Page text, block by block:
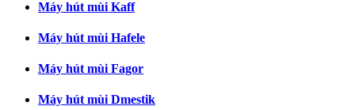
Máy hút mùi Kaff
Máy hút mùi Hafele
Máy hút mùi Fagor
Máy hút mùi Dmestik